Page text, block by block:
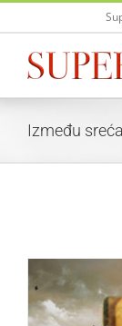
Skip
Između